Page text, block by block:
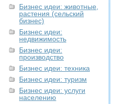
Бизнес идеи: животные,
растения (сельский
бизнес)
Бизнес идеи:
недвижимость
Бизнес идеи:
производство
Бизнес идеи: техника
Бизнес идеи: туризм
Бизнес идеи: услуги
населению